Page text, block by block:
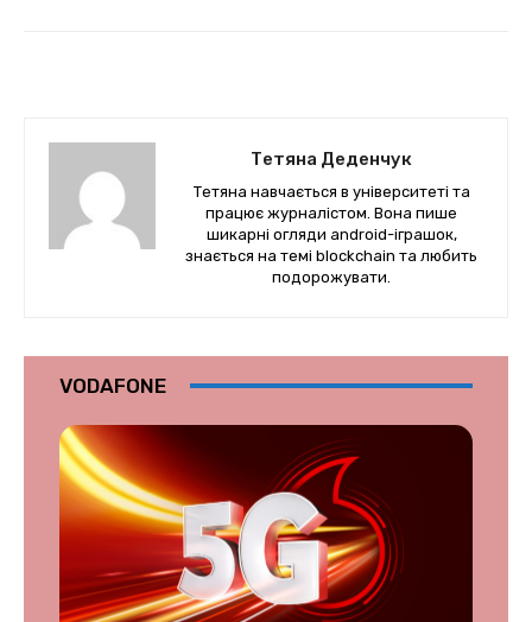
Тетяна Деденчук
Тетяна навчається в університеті та
працює журналістом. Вона пише
шикарні огляди android-іграшок,
знається на темі blockchain та любить
подорожувати.
VODAFONE